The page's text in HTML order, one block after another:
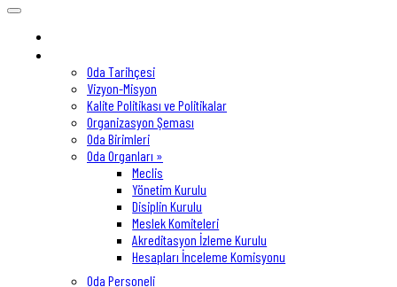
Oda Tarihçesi
Vizyon-Misyon
Kalite Politikası ve Politikalar
Organizasyon Şeması
Oda Birimleri
Oda Organları »
Meclis
Yönetim Kurulu
Disiplin Kurulu
Meslek Komiteleri
Akreditasyon İzleme Kurulu
Hesapları İnceleme Komisyonu
Oda Personeli